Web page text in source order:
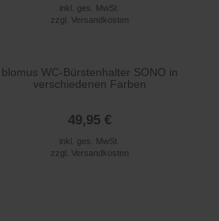
inkl. ges. MwSt.
zzgl. Versandkosten
blomus WC-Bürstenhalter SONO in
verschiedenen Farben
49,95 €
inkl. ges. MwSt.
zzgl. Versandkosten